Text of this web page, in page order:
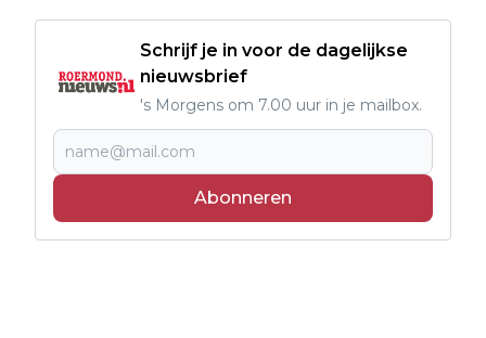
Schrijf je in voor de dagelijkse
nieuwsbrief
's Morgens om 7.00 uur in je mailbox.
Abonneren